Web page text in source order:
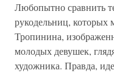
Любопытно сравнить
рукодельниц,
Тропинина,
молодых девушек,
художника. Правда,